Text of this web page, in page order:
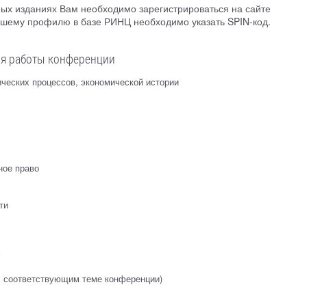
изданиях Вам необходимо зарегистрироваться на сайте
профилю в базе РИНЦ необходимо указать SPIN-код.
работы конференции
процессов, экономической истории
право
теме конференции)